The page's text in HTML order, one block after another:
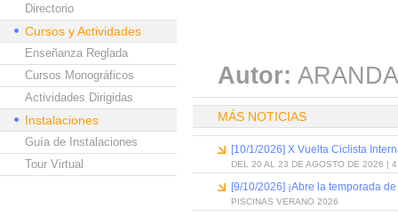
Directorio
Cursos y Actividades
Enseñanza Reglada
Cursos Monográficos
Actividades Dirigidas
Instalaciones
Guía de Instalaciones
Tour Virtual
Autor:
MÁS NOTICIAS
[10/1/2026] X Vuelta Ciclista
DEL 20 AL 23 DE AGOSTO DE 2026 | 4
[9/10/2026] ¡Abre la temporada
PISCINAS VERANO 2026